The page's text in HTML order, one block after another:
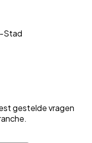
Stad
gestelde vragen